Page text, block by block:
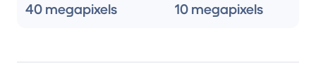
40 megapixels 10 megapixels